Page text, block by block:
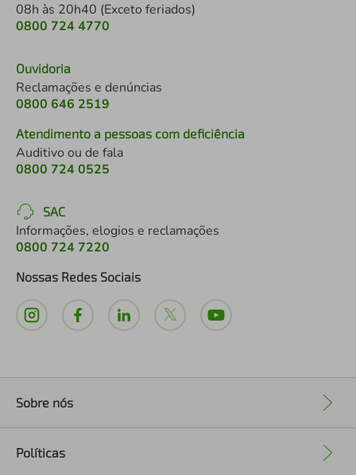
08h às 20h40 (Exceto feriados)
0800 724 4770
Ouvidoria
Reclamações e denúncias
0800 646 2519
Atendimento a pessoas com deficiência
Auditivo ou de fala
0800 724 0525
SAC
Informações, elogios e reclamações
0800 724 7220
Nossas Redes Sociais
Sobre nós
Políticas